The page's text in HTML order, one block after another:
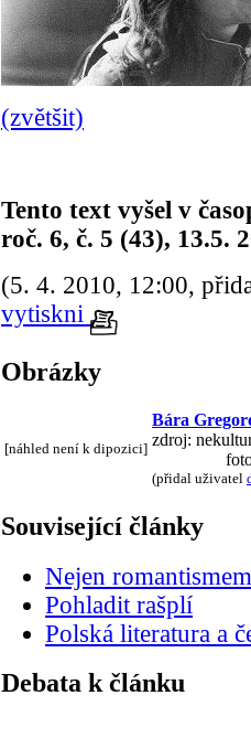
(zvětšit)
Tento text vyšel v
roč. 6, č. 5 (43), 13.5.
(5. 4. 2010, 12:00,
vytiskni
Obrázky
[náhled není k dipozici]
Bára
zdroj:
(přidal uživatel
Související články
Nejen
Pohladit rašplí
Polská literatura a
Debata k článku